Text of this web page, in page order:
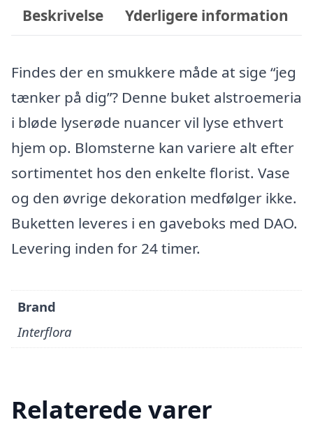
Beskrivelse Yderligere information
Findes der en smukkere måde at sige “jeg
tænker på dig”? Denne buket alstroemeria
i bløde lyserøde nuancer vil lyse ethvert
hjem op. Blomsterne kan variere alt efter
sortimentet hos den enkelte florist. Vase
og den øvrige dekoration medfølger ikke.
Buketten leveres i en gaveboks med DAO.
Levering inden for 24 timer.
Brand
Interflora
Relaterede varer